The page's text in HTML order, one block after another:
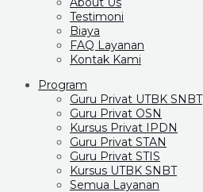
Testimoni
Biaya
FAQ Layanan
Kontak Kami
Program
Guru Privat UTBK SNBT
Guru Privat OSN
Kursus Privat IPDN
Guru Privat STAN
Guru Privat STIS
Kursus UTBK SNBT
Semua Layanan